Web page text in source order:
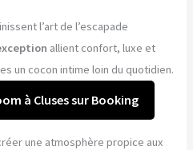
l’art de l’escapade
allient confort, luxe et
un cocon intime loin du quotidien.
à Cluses sur Booking
une atmosphère propice aux